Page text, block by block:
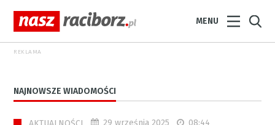
MENU
REKLAMA
NAJNOWSZE WIADOMOŚCI
29 września 2025 08:44